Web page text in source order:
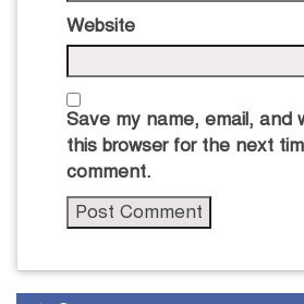
Website
Save my name, email, and
this browser for the next
comment.